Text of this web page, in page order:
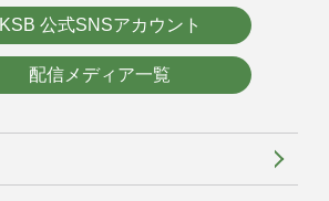
KSB 公式SNSアカウント
配信メディア一覧